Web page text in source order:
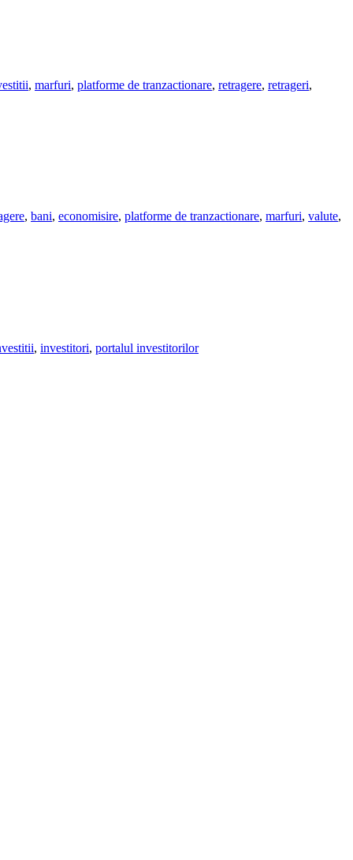
, marfuri, platforme de tranzactionare, retragere, retrageri,
, bani, economisire, platforme de tranzactionare, marfuri, valute,
, investitori, portalul investitorilor